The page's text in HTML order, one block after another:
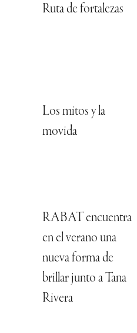
Ruta de fortalezas
Los mitos y la
movida
RABAT encuentra
en el verano una
nueva forma de
brillar junto a Tana
Rivera